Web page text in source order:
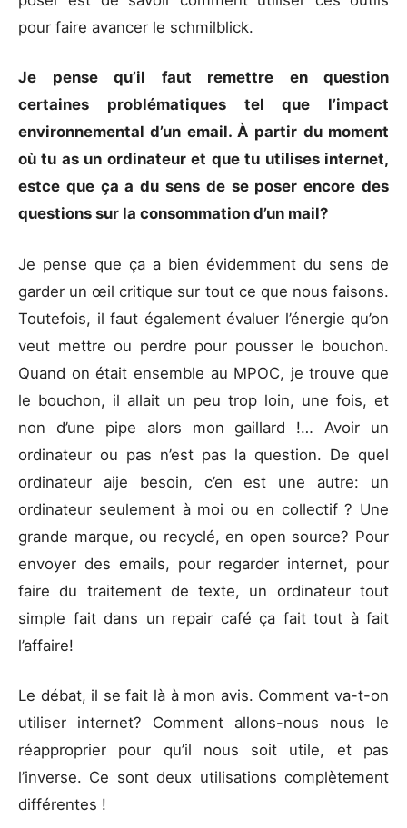
pour faire avancer le schmilblick.
Je pense qu’il faut remettre en question
certaines problématiques tel que l’impact
environnemental d’un email. À partir du moment
où tu as un ordinateur et que tu utilises internet,
estce que ça a du sens de se poser encore des
questions sur la consommation d’un mail?
Je pense que ça a bien évidemment du sens de
garder un œil critique sur tout ce que nous faisons.
Toutefois, il faut également évaluer l’énergie qu’on
veut mettre ou perdre pour pousser le bouchon.
Quand on était ensemble au MPOC, je trouve que
le bouchon, il allait un peu trop loin, une fois, et
non d’une pipe alors mon gaillard !… Avoir un
ordinateur ou pas n’est pas la question. De quel
ordinateur aije besoin, c’en est une autre: un
ordinateur seulement à moi ou en collectif ? Une
grande marque, ou recyclé, en open source? Pour
envoyer des emails, pour regarder internet, pour
faire du traitement de texte, un ordinateur tout
simple fait dans un repair café ça fait tout à fait
l’affaire!
Le débat, il se fait là à mon avis. Comment va-t-on
utiliser internet? Comment allons-nous nous le
réapproprier pour qu’il nous soit utile, et pas
l’inverse. Ce sont deux utilisations complètement
différentes !